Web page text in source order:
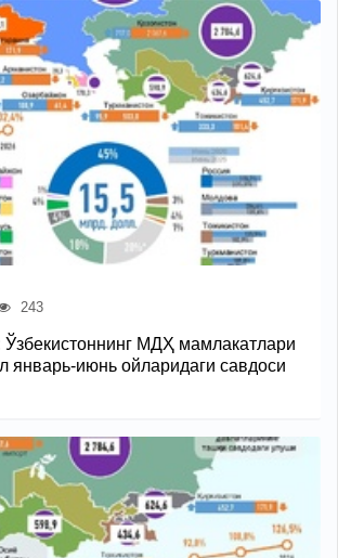
243
МДҲ мамлакатлари
январь-июнь ойларидаги савдоси